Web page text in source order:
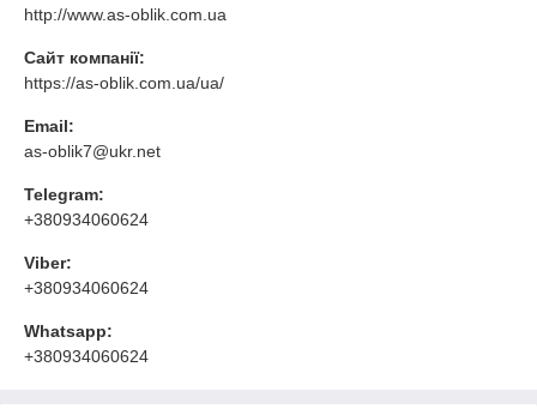
http://www.as-oblik.com.ua
Сайт компанії:
https://as-oblik.com.ua/ua/
Email:
as-oblik7@ukr.net
Telegram:
+380934060624
Viber:
+380934060624
Whatsapp:
+380934060624